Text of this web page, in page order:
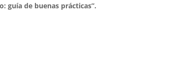
guía de buenas prácticas”.